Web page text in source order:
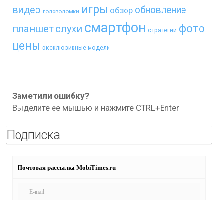
видео головоломки игры обзор обновление
планшет слухи смартфон стратегии фото
цены эксклюзивные модели
Заметили ошибку?
Выделите ее мышью и нажмите CTRL+Enter
Подписка
Почтовая рассылка MobiTimes.ru